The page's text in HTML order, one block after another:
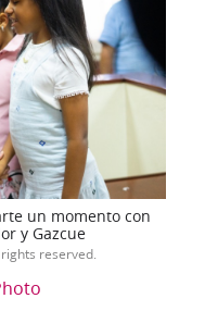
un momento con
y Gazcue
reserved.